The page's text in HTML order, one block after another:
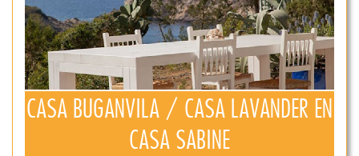
CASA BUGANVILA / CASA LAVANDER EN
CASA SABINE